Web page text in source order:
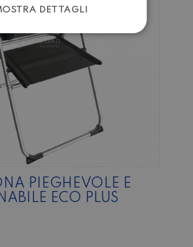
PIEGHEVOLE E
ECO PLUS
DETTAGLI